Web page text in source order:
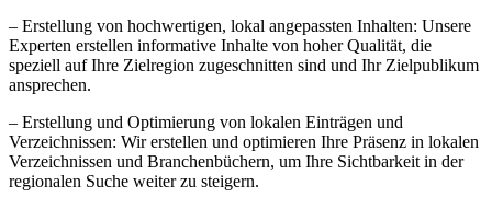
– Erstellung von hochwertigen, lokal angepassten Inhalten: Unsere
Experten erstellen informative Inhalte von hoher Qualität, die
speziell auf Ihre Zielregion zugeschnitten sind und Ihr Zielpublikum
ansprechen.
– Erstellung und Optimierung von lokalen Einträgen und
Verzeichnissen: Wir erstellen und optimieren Ihre Präsenz in lokalen
Verzeichnissen und Branchenbüchern, um Ihre Sichtbarkeit in der
regionalen Suche weiter zu steigern.